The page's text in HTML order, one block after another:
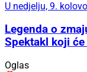
U nedjelju, 9.
Legenda o
Spektakl koji
Oglas